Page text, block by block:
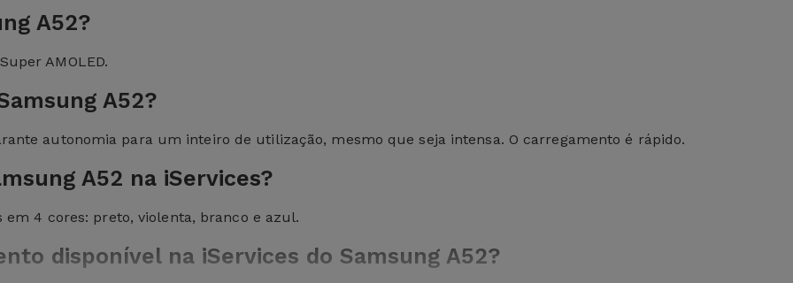
A52?
AMOLED.
A52?
autonomia para um inteiro de utilização, mesmo que seja intensa. O carregamento é rápido.
A52 na iServices?
em 4 cores: preto, violenta, branco e azul.
disponível na iServices do Samsung A52?